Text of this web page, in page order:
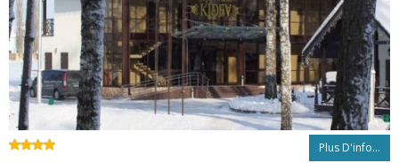
Plus D'info...